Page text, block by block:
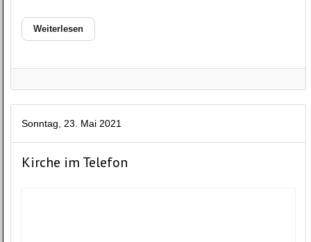
Weiterlesen
Sonntag, 23. Mai 2021
Kirche im Telefon